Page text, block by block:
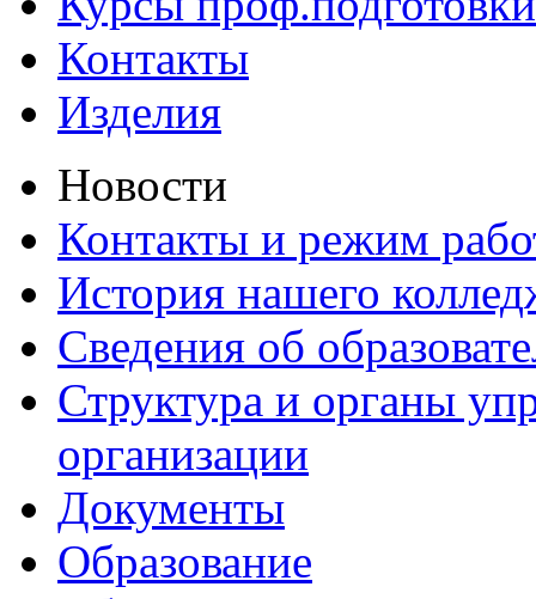
Контакты
Изделия
Новости
Контакты и режим
История нашего
Сведения об
Структура и органы
организации
Документы
Образование